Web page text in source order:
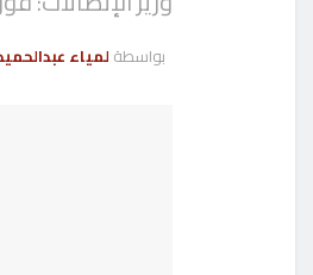
بواسطة لمياء